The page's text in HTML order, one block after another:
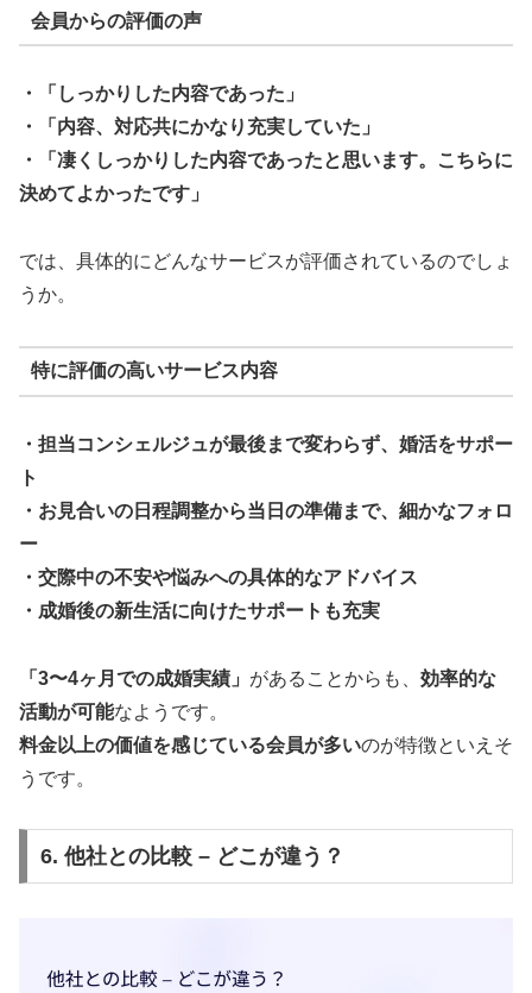
会員からの評価の声
・「しっかりした内容であった」
・「内容、対応共にかなり充実していた」
・「凄くしっかりした内容であったと思います。こちらに
決めてよかったです」
では、具体的にどんなサービスが評価されているのでしょ
うか。
特に評価の高いサービス内容
・担当コンシェルジュが最後まで変わらず、婚活をサポー
ト
・お見合いの日程調整から当日の準備まで、細かなフォロ
ー
・交際中の不安や悩みへの具体的なアドバイス
・成婚後の新生活に向けたサポートも充実
「3〜4ヶ月での成婚実績」 があることからも、 効率的な
活動が可能なようです。
料金以上の価値を感じている会員が多いのが特徴といえそ
うです。
6. 他社との比較 – どこが違う？